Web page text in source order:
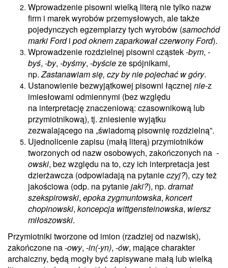
Wprowadzenie pisowni wielką literą nie tylko nazw
firm i marek wyrobów przemysłowych, ale także
pojedynczych egzemplarzy tych wyrobów (samochód
marki Fordi pod oknem zaparkował czerwony Ford).
Wprowadzenie rozdzielnej pisowni cząstek-bym, -
byś, -by, -byśmy, -byścieze spójnikami,
np. Zastanawiam się, czy by nie pojechać w góry.
Ustanowienie bezwyjątkowej pisowni łącznej nie-z
imiesłowami odmiennymi (bez względu
na interpretację znaczeniową: czasownikową lub
przymiotnikową), tj. zniesienie wyjątku
zezwalającego na „świadomą pisownię rozdzielną”.
Ujednolicenie zapisu (małą literą) przymiotników
tworzonych od nazw osobowych, zakończonych na -
owski, bez względu na to, czy ich interpretacja jest
dzierżawcza (odpowiadają na pytanieczyj?), czy też
jakościowa (odp. na pytaniejaki?), np. dramat
szekspirowski, epoka zygmuntowska, koncert
chopinowski, koncepcja wittgensteinowska, wiersz
miłoszowski.
Przymiotniki tworzone od imion (rzadziej od nazwisk),
zakończone na-owy, -in(-yn), -ów, mające charakter
archaiczny, będą mogły być zapisywane małą lub wielką